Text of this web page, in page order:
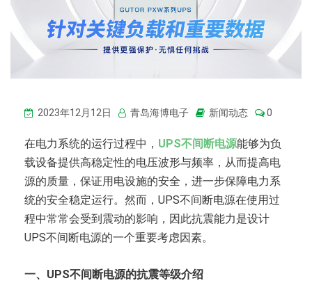
2023年12月12日 青岛海博电子 新闻动态 0
在电力系统的运行过程中， UPS不间断电源能够为负
载设备提供高稳定性的电压波形与频率，从而提高电
源的质量，保证用电设施的安全，进一步保障电力系
统的安全稳定运行。然而，UPS不间断电源在使用过
程中常常会受到震动的影响，因此抗震能力是设计
UPS不间断电源的一个重要考虑因素。
一、UPS不间断电源的抗震等级介绍